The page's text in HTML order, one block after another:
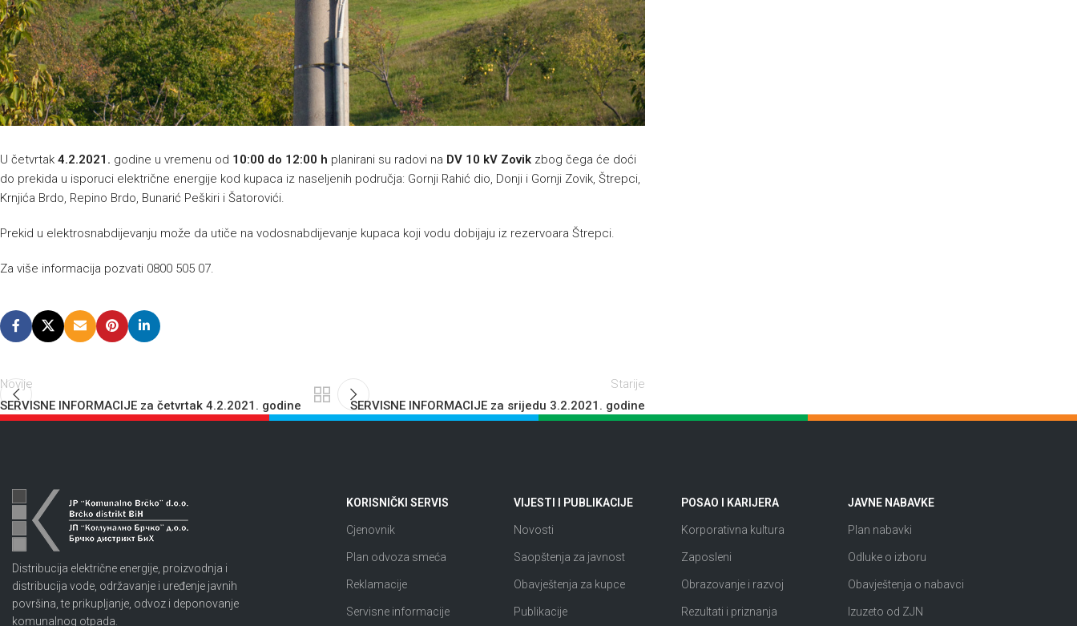
U četvrtak 4.2.2021. godine u vremenu od 10:00 do 12:00 h planirani su radovi na DV 10 kV Zovik zbog čega će doći
do prekida u isporuci električne energije kod kupaca iz naseljenih područja: Gornji Rahić dio, Donji i Gornji Zovik, Štrepci,
Krnjića Brdo, Repino Brdo, Bunarić Peškiri i Šatorovići.
Prekid u elektrosnabdijevanju može da utiče na vodosnabdijevanje kupaca koji vodu dobijaju iz rezervoara Štrepci.
Za više informacija pozvati 0800 505 07.
Novije
SERVISNE INFORMACIJE za četvrtak 4.2.2021. godine
Starije
SERVISNE INFORMACIJE za srijedu 3.2.2021. godine
Distribucija električne energije, proizvodnja i
distribucija vode, održavanje i uređenje javnih
površina, te prikupljanje, odvoz i deponovanje
komunalnog otpada.
KORISNIČKI SERVIS
Cjenovnik
Plan odvoza smeća
Reklamacije
Servisne informacije
VIJESTI I PUBLIKACIJE
Novosti
Saopštenja za javnost
Obavještenja za kupce
Publikacije
POSAO I KARIJERA
Korporativna kultura
Zaposleni
Obrazovanje i razvoj
Rezultati i priznanja
JAVNE NABAVKE
Plan nabavki
Odluke o izboru
Obavještenja o nabavci
Izuzeto od ZJN